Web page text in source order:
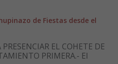
de Fiestas desde el
EL COHETE DE
PRIMERA.- El